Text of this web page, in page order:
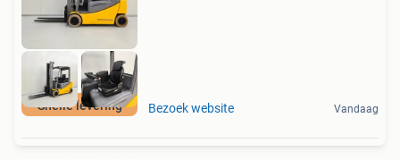
Snelle levering Bezoek website Vandaag